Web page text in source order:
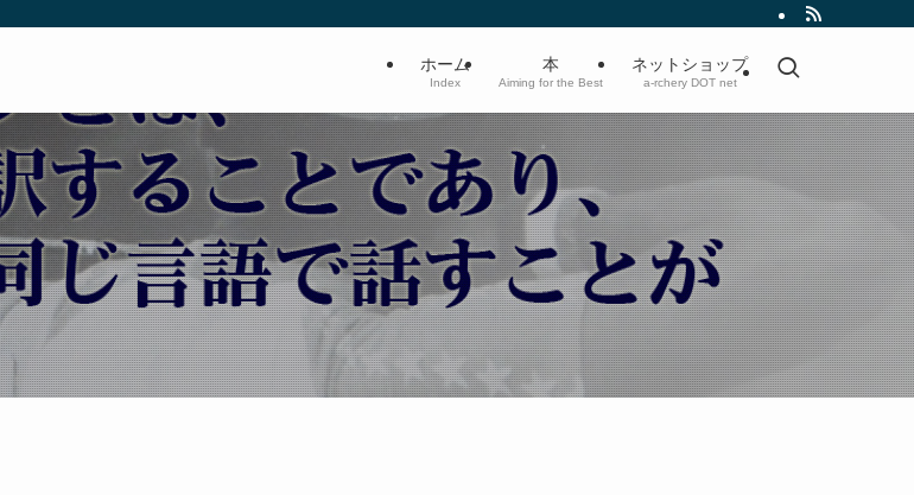
ホーム
Index
本
Aiming for the Best
ネットショップ
a-rchery DOT net